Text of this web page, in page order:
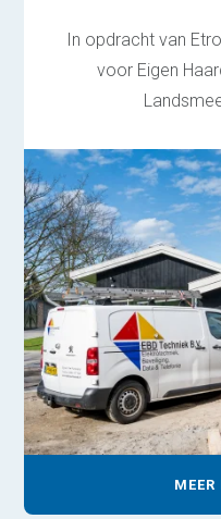
In opdracht van
voor Eigen
MEER